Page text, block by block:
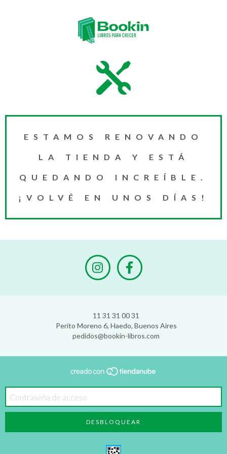
ESTAMOS RENOVANDO
LA TIENDA Y ESTÁ
QUEDANDO INCREÍBLE.
¡VOLVÉ EN UNOS DÍAS!
11 31 31 00 31
Perito Moreno 6, Haedo, Buenos Aires
pedidos@bookin-libros.com